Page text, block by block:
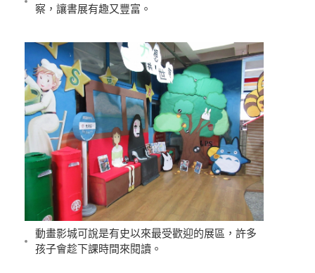
察，讓書展有趣又豐富。
動畫影城可說是有史以來最受歡迎的展區，許多
孩子會趁下課時間來閱讀。